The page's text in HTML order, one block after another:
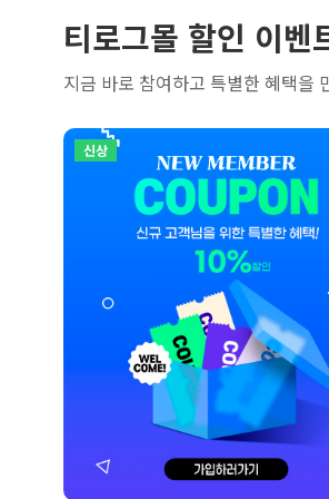
티로그몰 할인 이벤
지금 바로 참여하고 특별한 혜택을
신상